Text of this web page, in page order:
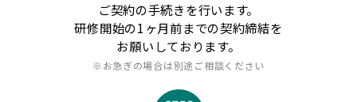
ご契約の手続きを行います。
研修開始の1ヶ月前までの契約締結を
お願いしております。
※お急ぎの場合は別途ご相談ください